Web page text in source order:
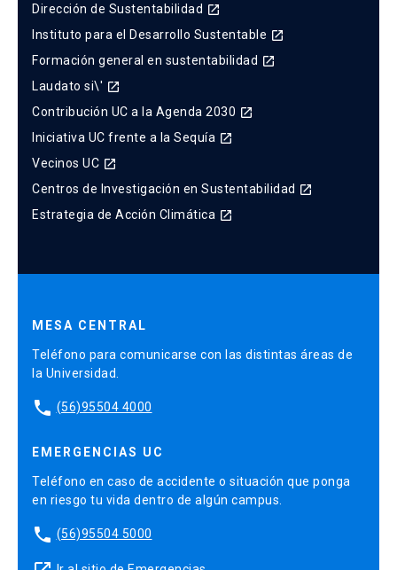
Dirección de Sustentabilidad launch
Instituto para el Desarrollo Sustentable launch
Formación general en sustentabilidad launch
Laudato si\' launch
Contribución UC a la Agenda 2030 launch
Iniciativa UC frente a la Sequía launch
Vecinos UC launch
Centros de Investigación en Sustentabilidad launch
Estrategia de Acción Climática launch
MESA CENTRAL
Teléfono para comunicarse con las distintas áreas de
la Universidad.
phone (56)95504 4000
EMERGENCIAS UC
Teléfono en caso de accidente o situación que ponga
en riesgo tu vida dentro de algún campus.
phone (56)95504 5000